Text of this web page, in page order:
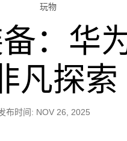
玩物
：华
凡探索
布时间: NOV 26, 2025